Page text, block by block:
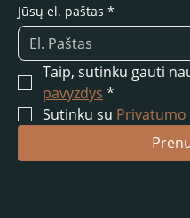
Jūsų el. paštas *
Taip, sutinku gauti
pavyzdys *
Sutinku su